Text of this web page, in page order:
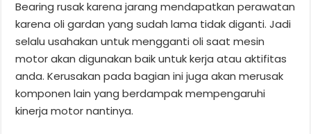
Bearing rusak karena jarang mendapatkan perawatan
karena oli gardan yang sudah lama tidak diganti. Jadi
selalu usahakan untuk mengganti oli saat mesin
motor akan digunakan baik untuk kerja atau aktifitas
anda. Kerusakan pada bagian ini juga akan merusak
komponen lain yang berdampak mempengaruhi
kinerja motor nantinya.